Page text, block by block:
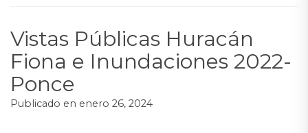
Vistas Públicas Huracán
Fiona e Inundaciones 2022-
Ponce
Publicado en enero 26, 2024